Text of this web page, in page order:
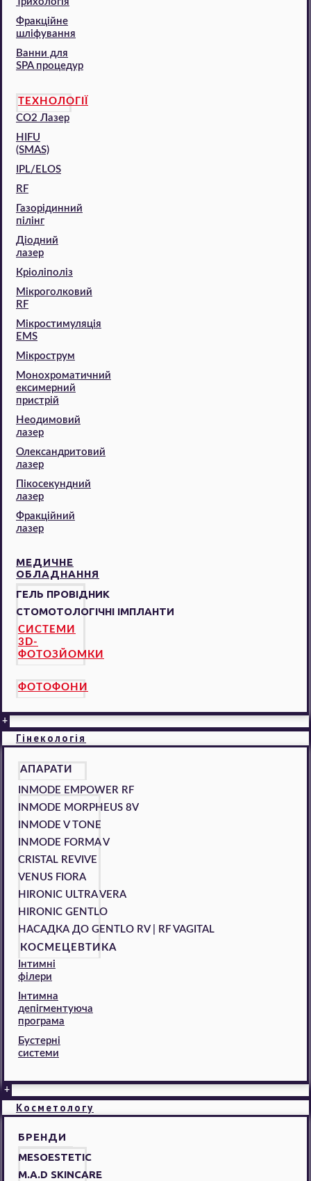
Фракційне
шліфування
Ванни для
SPA процедур
ТЕХНОЛОГІЇ
CO2 Лазер
HIFU
(SMAS)
IPL/ELOS
RF
Газорідинний
пілінг
Діодний
лазер
Кріоліполіз
Мікроголковий
RF
Мікростимуляція
EMS
Мікрострум
Монохроматичний
ексимерний
пристрій
Неодимовий
лазер
Олександритовий
лазер
Пікосекундний
лазер
Фракційний
лазер
МЕДИЧНЕ
ОБЛАДНАННЯ
ГЕЛЬ ПРОВІДНИК
СТОМОТОЛОГІЧНІ ІМПЛАНТИ
СИСТЕМИ
3D-
ФОТОЗЙОМКИ
ФОТОФОНИ
+
Гінекологія
АПАРАТИ
INMODE EMPOWER RF
INMODE MORPHEUS 8V
INMODE V TONE
INMODE FORMA V
CRISTAL REVIVE
VENUS FIORA
HIRONIC ULTRA VERA
HIRONIC GENTLO
НАСАДКА ДО GENTLO RV | RF VAGITAL
КОСМЕЦЕВТИКА
Інтимні
філери
Інтимна
депігментуюча
програма
Бустерні
системи
+
Косметологу
БРЕНДИ
MESOESTETIC
M.A.D SKINCARE